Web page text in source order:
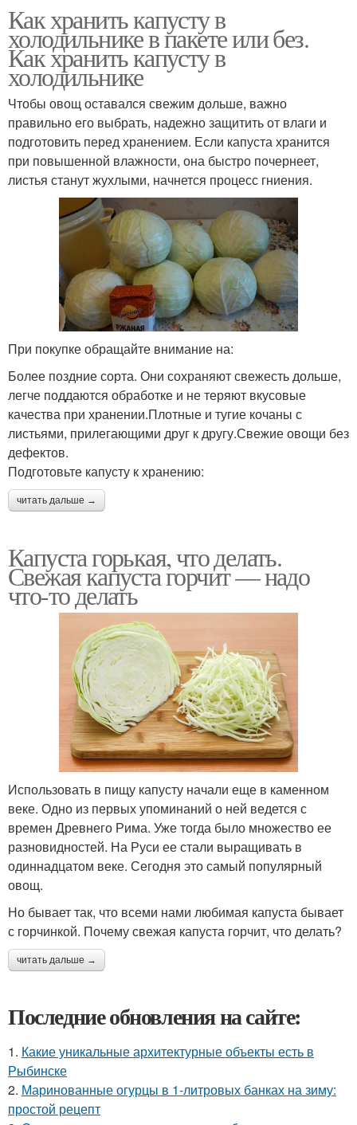
Как хранить капусту в
холодильнике в пакете или без.
Как хранить капусту в
холодильнике
Чтобы овощ оставался свежим дольше, важно
правильно его выбрать, надежно защитить от влаги и
подготовить перед хранением. Если капуста хранится
при повышенной влажности, она быстро почернеет,
листья станут жухлыми, начнется процесс гниения.
При покупке обращайте внимание на:
Более поздние сорта. Они сохраняют свежесть дольше,
легче поддаются обработке и не теряют вкусовые
качества при хранении.Плотные и тугие кочаны с
листьями, прилегающими друг к другу.Свежие овощи без
дефектов.
Подготовьте капусту к хранению:
читать дальше →
Капуста горькая, что делать.
Свежая капуста горчит — надо
что-то делать
Использовать в пищу капусту начали еще в каменном
веке. Одно из первых упоминаний о ней ведется с
времен Древнего Рима. Уже тогда было множество ее
разновидностей. На Руси ее стали выращивать в
одиннадцатом веке. Сегодня это самый популярный
овощ.
Но бывает так, что всеми нами любимая капуста бывает
с горчинкой. Почему свежая капуста горчит, что делать?
читать дальше →
Последние обновления на сайте:
1. Какие уникальные архитектурные объекты есть в
Рыбинске
2. Маринованные огурцы в 1-литровых банках на зиму:
простой рецепт